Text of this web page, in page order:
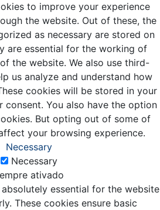
to improve your experience
the website. Out of these, the
as necessary are stored on
are essential for the working of
the website. We also use third-
us analyze and understand how
cookies will be stored in your
consent. You also have the option
But opting out of some of
your browsing experience.
Necessary
Necessary
ativado
essential for the website
These cookies ensure basic